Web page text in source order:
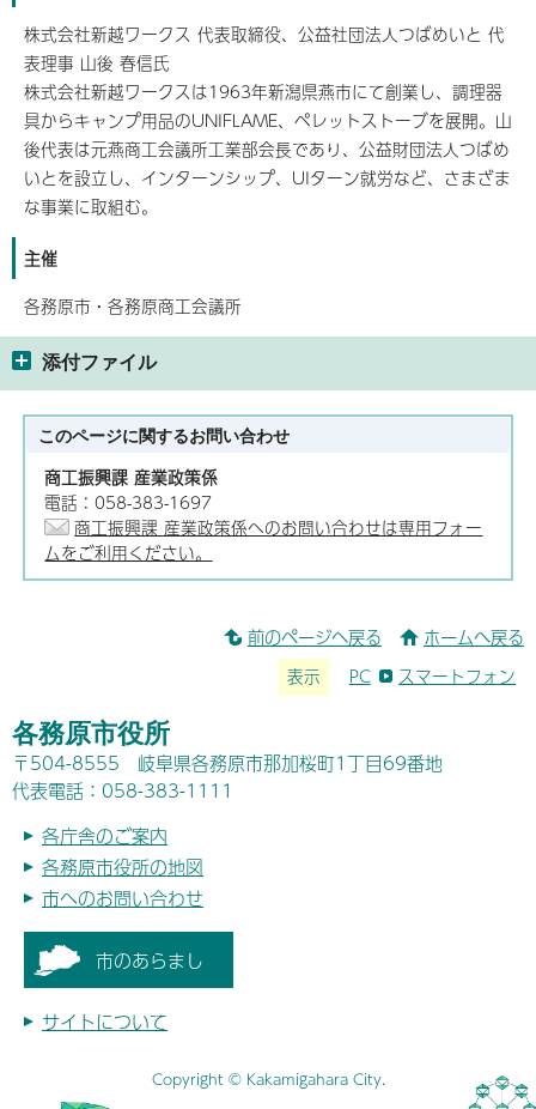
株式会社新越ワークス 代表取締役、公益社団法人つばめいと 代
表理事 山後 春信氏
株式会社新越ワークスは1963年新潟県燕市にて創業し、調理器
具からキャンプ用品のUNIFLAME、ペレットストーブを展開。山
後代表は元燕商工会議所工業部会長であり、公益財団法人つばめ
いとを設立し、インターンシップ、UIターン就労など、さまざま
な事業に取組む。
主催
各務原市・各務原商工会議所
添付ファイル
このページに関するお問い合わせ
商工振興課 産業政策係
電話：058-383-1697
商工振興課 産業政策係へのお問い合わせは専用フォー
ムをご利用ください。
前のページへ戻る ホームへ戻る
表示 PC スマートフォン
各務原市役所
〒504-8555 岐阜県各務原市那加桜町1丁目69番地
代表電話：058-383-1111
各庁舎のご案内
各務原市役所の地図
市へのお問い合わせ
市のあらまし
サイトについて
Copyright © Kakamigahara City.